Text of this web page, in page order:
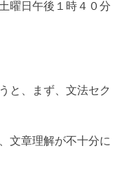
曜日午後１時４０分
と、まず、文法セク
文章理解が不十分に